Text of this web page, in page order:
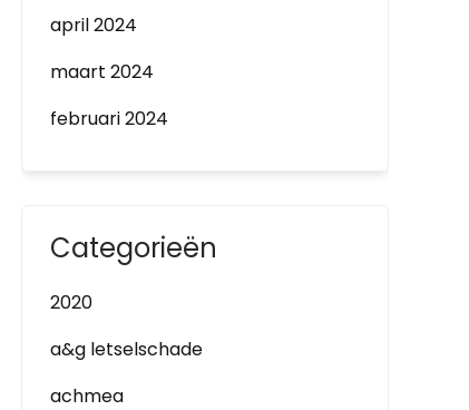
april 2024
maart 2024
februari 2024
Categorieën
2020
a&g letselschade
achmea